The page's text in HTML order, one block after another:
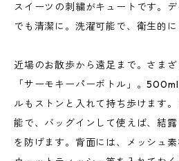
スイーツの刺繍がキュートです。
でも清潔に。洗濯可能で、衛生的に
近場のお散歩から遠足まで。さま
「サーモキーパーボトル」。
ルもストンと入れて持ち歩けます
能で、バッグインして使えば、結
を防げます。背面には、メッシュ素